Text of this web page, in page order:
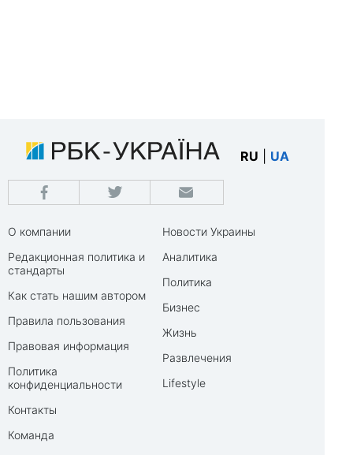
RU UA
О компании
Редакционная политика и
стандарты
Как стать нашим автором
Правила пользования
Правовая информация
Политика
конфиденциальности
Контакты
Команда
Новости Украины
Аналитика
Политика
Бизнес
Жизнь
Развлечения
Lifestyle